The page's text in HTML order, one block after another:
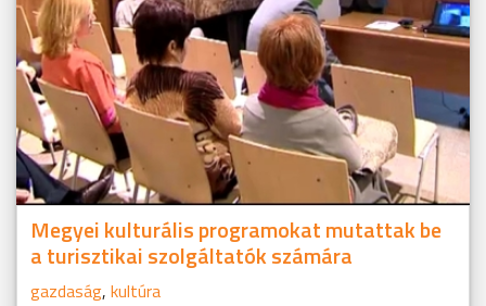
Megyei kulturális programokat mutattak be
a turisztikai szolgáltatók számára
gazdaság, kultúra